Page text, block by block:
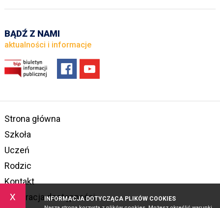
x INFORMACJA DOTYCZĄCA PLIKÓW COOKIES
BĄDŹ Z NAMI
aktualności i informacje
Strona główna
Szkoła
Uczeń
Rodzic
Kontakt
Deklaracja dostępności